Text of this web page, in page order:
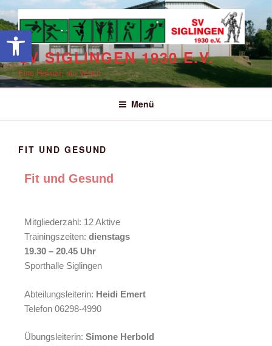
Werkzeugleiste öffnen
SV SIGLINGEN 1930 E.V.
Eine Heimat, ein Verein
Menü
FIT UND GESUND
Fit und Gesund
Mitgliederzahl: 12 Aktive
Trainingszeiten: dienstags
19.30 – 20.45 Uhr
Sporthalle Siglingen
Abteilungsleiterin: Heidi Emert
Telefon 06298-4990
Übungsleiterin: Simone Herbold